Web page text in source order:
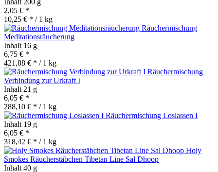
2,05 € *
10,25 € * / 1 kg
Räuchermischung
Meditationsräucherung
Inhalt 16 g
6,75 € *
421,88 € * / 1 kg
Räuchermischung
Verbindung zur Urkraft I
Inhalt 21 g
6,05 € *
288,10 € * / 1 kg
Räuchermischung Loslassen I
Inhalt 19 g
6,05 € *
318,42 € * / 1 kg
Holy
Smokes Räucherstäbchen Tibetan Line Sal Dhoop
Inhalt 40 g